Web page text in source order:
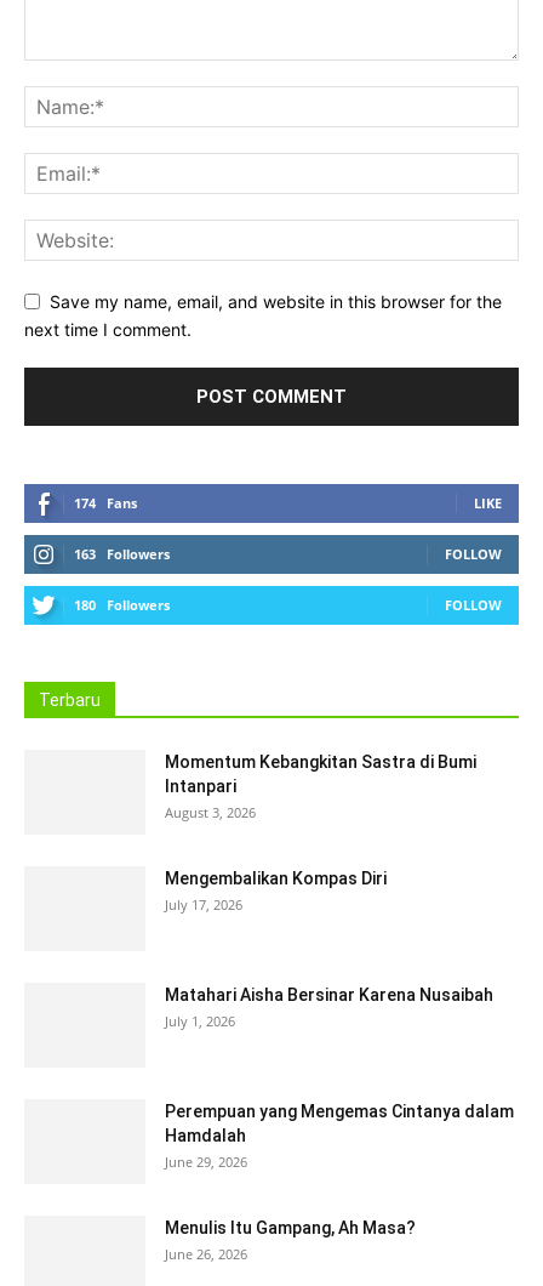
Save my name, email, and website in this browser for the
next time I comment.
174 Fans LIKE
163 Followers FOLLOW
180 Followers FOLLOW
Terbaru
Momentum Kebangkitan Sastra di Bumi
Intanpari
August 3, 2026
Mengembalikan Kompas Diri
July 17, 2026
Matahari Aisha Bersinar Karena Nusaibah
July 1, 2026
Perempuan yang Mengemas Cintanya dalam
Hamdalah
June 29, 2026
Menulis Itu Gampang, Ah Masa?
June 26, 2026